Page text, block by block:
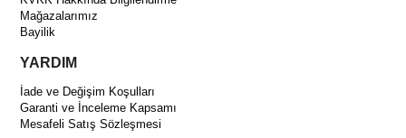
Mağazalarımız
Bayilik
YARDIM
İade ve Değişim Koşulları
Garanti ve İnceleme Kapsamı
Mesafeli Satış Sözleşmesi